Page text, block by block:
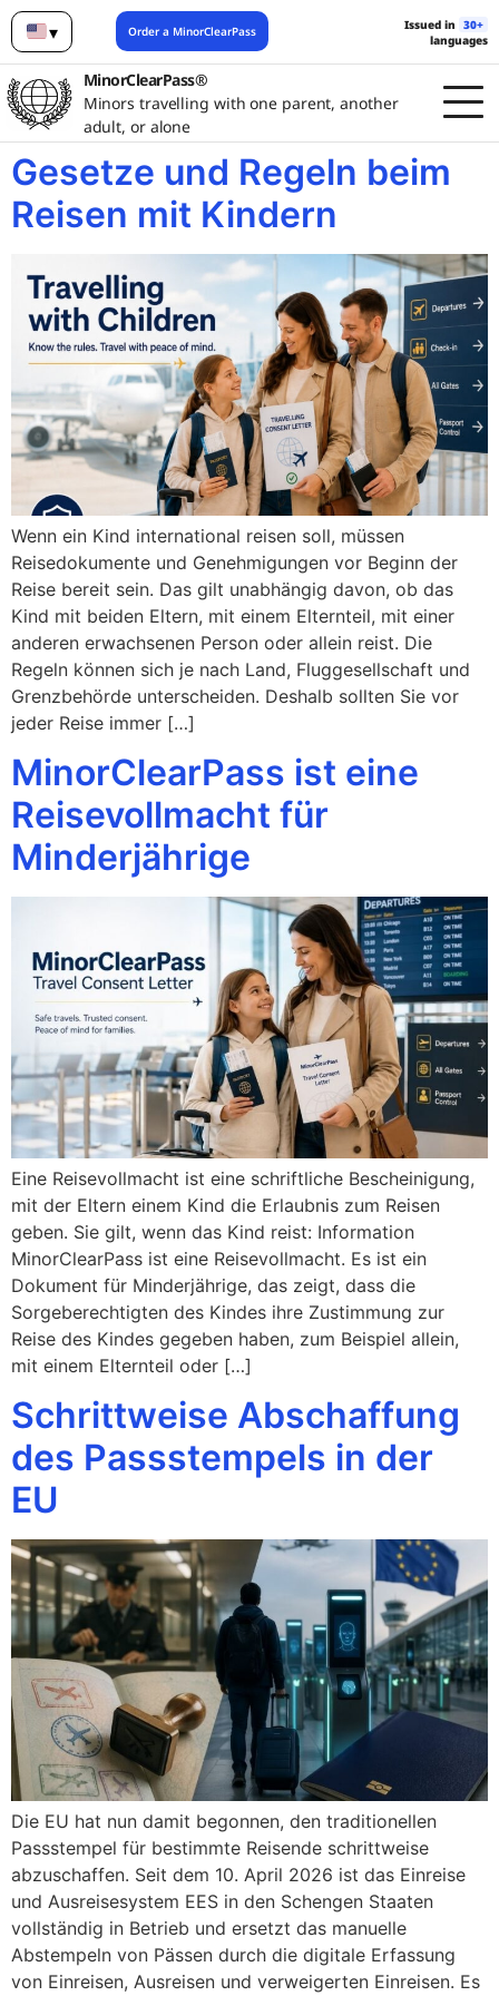
▾
English
Order a MinorClearPass Issued in 30+
languages
MinorClearPass®
Minors travelling with one parent, another
adult, or alone
Gesetze und Regeln beim
Reisen mit Kindern
Wenn ein Kind international reisen soll, müssen
Reisedokumente und Genehmigungen vor Beginn der
Reise bereit sein. Das gilt unabhängig davon, ob das
Kind mit beiden Eltern, mit einem Elternteil, mit einer
anderen erwachsenen Person oder allein reist. Die
Regeln können sich je nach Land, Fluggesellschaft und
Grenzbehörde unterscheiden. Deshalb sollten Sie vor
jeder Reise immer […]
MinorClearPass ist eine
Reisevollmacht für
Minderjährige
Eine Reisevollmacht ist eine schriftliche Bescheinigung,
mit der Eltern einem Kind die Erlaubnis zum Reisen
geben. Sie gilt, wenn das Kind reist: Information
MinorClearPass ist eine Reisevollmacht. Es ist ein
Dokument für Minderjährige, das zeigt, dass die
Sorgeberechtigten des Kindes ihre Zustimmung zur
Reise des Kindes gegeben haben, zum Beispiel allein,
mit einem Elternteil oder […]
Schrittweise Abschaffung
des Passstempels in der
EU
Die EU hat nun damit begonnen, den traditionellen
Passstempel für bestimmte Reisende schrittweise
abzuschaffen. Seit dem 10. April 2026 ist das Einreise
und Ausreisesystem EES in den Schengen Staaten
vollständig in Betrieb und ersetzt das manuelle
Abstempeln von Pässen durch die digitale Erfassung
von Einreisen, Ausreisen und verweigerten Einreisen. Es